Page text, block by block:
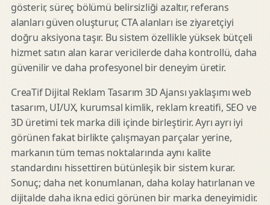
gösterir, süreç bölümü belirsizliği azaltır, referans
alanları güven oluşturur, CTA alanları ise ziyaretçiyi
doğru aksiyona taşır. Bu sistem özellikle yüksek bütçeli
hizmet satın alan karar vericilerde daha kontrollü, daha
güvenilir ve daha profesyonel bir deneyim üretir.
CreaTif Dijital Reklam Tasarım 3D Ajansı yaklaşımı web
tasarım, UI/UX, kurumsal kimlik, reklam kreatifi, SEO ve
3D üretimi tek marka dili içinde birleştirir. Ayrı ayrı iyi
görünen fakat birlikte çalışmayan parçalar yerine,
markanın tüm temas noktalarında aynı kalite
standardını hissettiren bütünleşik bir sistem kurar.
Sonuç; daha net konumlanan, daha kolay hatırlanan ve
dijitalde daha ikna edici görünen bir marka deneyimidir.